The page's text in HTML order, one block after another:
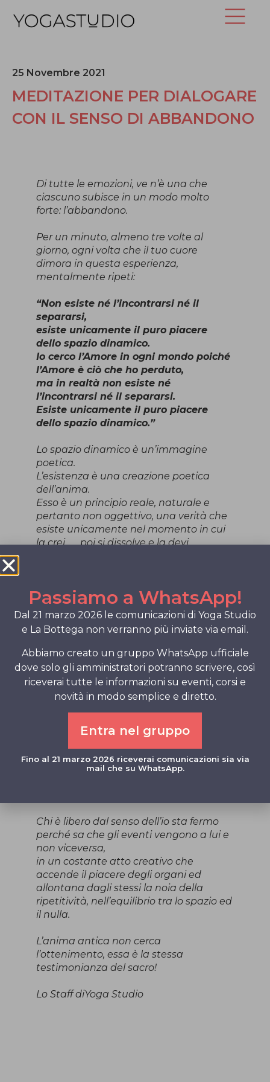
25 Novembre 2021
MEDITAZIONE PER DIALOGARE
CON IL SENSO DI ABBANDONO
Di tutte le emozioni, ve n’è una che
ciascuno subisce in un modo molto
forte: l’abbandono.
Per un minuto, almeno tre volte al
giorno, ogni volta che il tuo cuore
dimora in questa esperienza,
mentalmente ripeti:
“Non esiste né l’incontrarsi né il
separarsi,
esiste unicamente il puro piacere
dello spazio dinamico.
Io cerco l’Amore in ogni mondo poiché
l’Amore è ciò che ho perduto,
ma in realtà non esiste né
l’incontrarsi né il separarsi.
Esiste unicamente il puro piacere
dello spazio dinamico.”
Lo spazio dinamico è un’immagine
poetica.
L’esistenza è una creazione poetica
dell’anima.
Esso è un principio reale, naturale e
pertanto non oggettivo, una verità che
esiste unicamente nel momento in cui
la crei . . . poi si dissolve e la devi
qualcosa di diverso.
È l’essenza del continuo cambiamento,
che è l’unica costante nell’Universo.
È pura impermanenza.
Nel momento in cui cerchi di afferrarlo si
dissolve e non esiste più.
Riesci ad esperirlo abitando il tuo cuore.
Incontrarsi e separarsi poi, sono concetti
che appartengono alla mappa mentale
della realtà dove tutto è improntato
che la coscienza agisce prigioniera del
senso dell’io, che si muove nel tentativo
Chi è libero dal senso dell’io sta fermo
perché sa che gli eventi vengono a lui e
non viceversa,
in un costante atto creativo che
accende il piacere degli organi ed
allontana dagli stessi la noia della
ripetitività, nell’equilibrio tra lo spazio ed
il nulla.
L’anima antica non cerca
l’ottenimento, essa è la stessa
testimonianza del sacro!
Lo Staff diYoga Studio
Passiamo a WhatsApp!
Dal 21 marzo 2026 le comunicazioni di Yoga Studio
e La Bottega non verranno più inviate via email.
Abbiamo creato un gruppo WhatsApp ufficiale
dove solo gli amministratori potranno scrivere, così
riceverai tutte le informazioni su eventi, corsi e
novità in modo semplice e diretto.
Entra nel gruppo
Fino al 21 marzo 2026 riceverai comunicazioni sia via
mail che su WhatsApp.